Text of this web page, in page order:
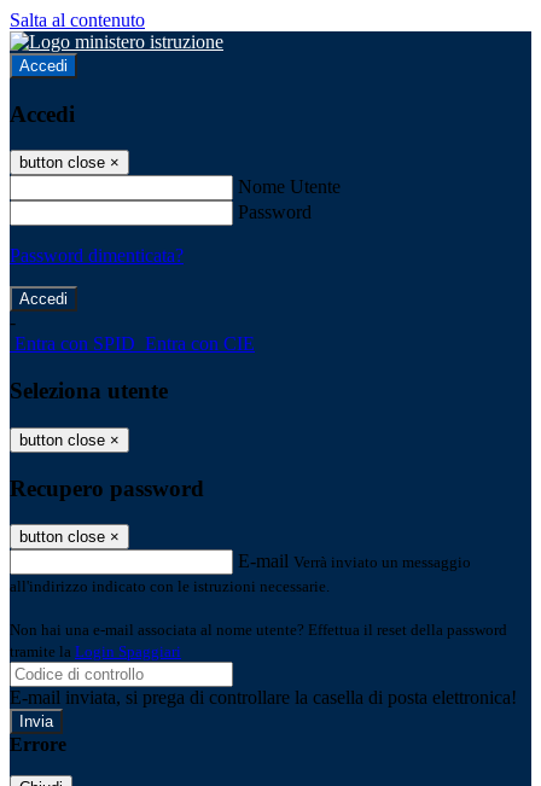
Salta al contenuto
Accedi
Accedi
button close ×
Nome Utente
Password
Password dimenticata?
-
Entra con SPID Entra con CIE
Seleziona utente
button close ×
Recupero password
button close ×
E-mail Verrà inviato un messaggio
all'indirizzo indicato con le istruzioni necessarie.
Non hai una e-mail associata al nome utente? Effettua il reset della password
tramite la Login Spaggiari
E-mail inviata, si prega di controllare la casella di posta elettronica!
Errore